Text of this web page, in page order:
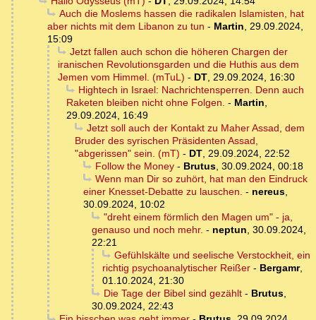
Auch die Moslems hassen die radikalen Islamisten, hat
aber nichts mit dem Libanon zu tun - Martin, 29.09.2024,
15:09
Jetzt fallen auch schon die höheren Chargen der
iranischen Revolutionsgarden und die Huthis aus dem
Jemen vom Himmel. (mTuL) - DT, 29.09.2024, 16:30
Hightech in Israel: Nachrichtensperren. Denn auch
Raketen bleiben nicht ohne Folgen. - Martin,
29.09.2024, 16:49
Jetzt soll auch der Kontakt zu Maher Assad, dem
Bruder des syrischen Präsidenten Assad,
"abgerissen" sein. (mT) - DT, 29.09.2024, 22:52
Follow the Money- Brutus, 30.09.2024, 00:18
Wenn man Dir so zuhört, hat man den Eindruck
einer Knesset-Debatte zu lauschen. - nereus,
30.09.2024, 10:02
"dreht einem förmlich den Magen um" - ja,
genauso und noch mehr. - neptun, 30.09.2024,
22:21
Gefühlskälte und seelische Verstockheit, ein
richtig psychoanalytischer Reißer - Bergamr,
01.10.2024, 21:30
Die Tage der Bibel sind gezählt- Brutus,
30.09.2024, 22:43